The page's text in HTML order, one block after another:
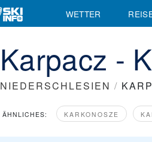
WETTER
Karpacz -
NIEDERSCHLESIEN /
ÄHNLICHES: KARKONOSZE